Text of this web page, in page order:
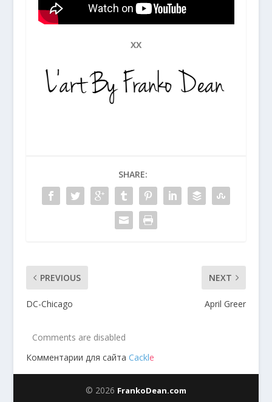
XX
SHARE:
PREVIOUS
DC-Chicago
NEXT
April Greer
Comments are disabled
Комментарии для сайта Cackle
© 2026 FrankoDean.com